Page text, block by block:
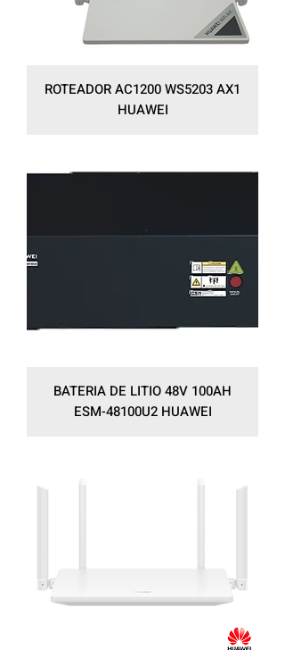
ROTEADOR AC1200 WS5203 AX1
HUAWEI
BATERIA DE LITIO 48V 100AH
ESM-48100U2 HUAWEI